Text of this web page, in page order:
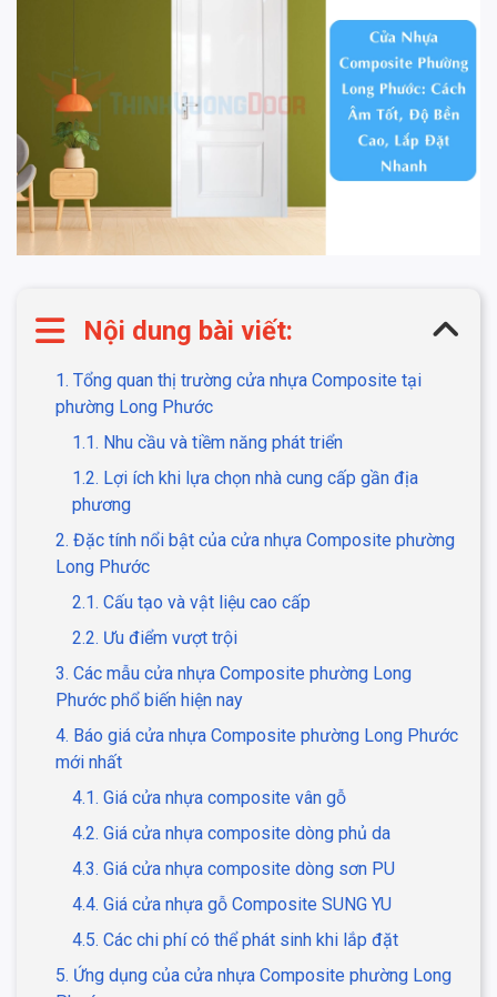
Nội dung bài viết:
1. Tổng quan thị trường cửa nhựa Composite tại
phường Long Phước
1.1. Nhu cầu và tiềm năng phát triển
1.2. Lợi ích khi lựa chọn nhà cung cấp gần địa
phương
2. Đặc tính nổi bật của cửa nhựa Composite phường
Long Phước
2.1. Cấu tạo và vật liệu cao cấp
2.2. Ưu điểm vượt trội
3. Các mẫu cửa nhựa Composite phường Long
Phước phổ biến hiện nay
4. Báo giá cửa nhựa Composite phường Long Phước
mới nhất
4.1. Giá cửa nhựa composite vân gỗ
4.2. Giá cửa nhựa composite dòng phủ da
4.3. Giá cửa nhựa composite dòng sơn PU
4.4. Giá cửa nhựa gỗ Composite SUNG YU
4.5. Các chi phí có thể phát sinh khi lắp đặt
5. Ứng dụng của cửa nhựa Composite phường Long